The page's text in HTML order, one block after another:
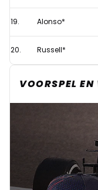
19. Alonso*
20. Russell*
VOORSPEL